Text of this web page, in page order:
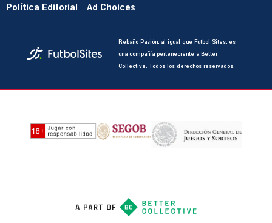
Política Editorial
Ad Choices
Rebaño Pasión, al igual que Futbol Sites, es
una compañía perteneciente a Better
Collective. Todos los derechos reservados.